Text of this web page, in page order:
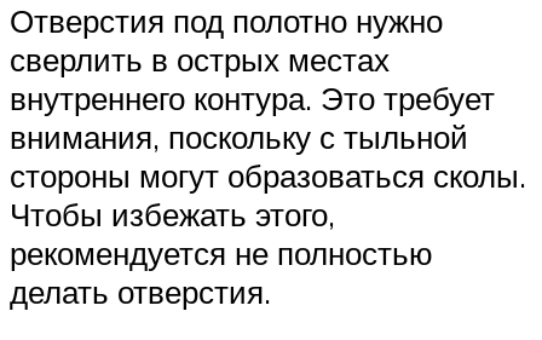
Отверстия под полотно нужно
сверлить в острых местах
внутреннего контура. Это требует
внимания, поскольку с тыльной
стороны могут образоваться сколы.
Чтобы избежать этого,
рекомендуется не полностью
делать отверстия.